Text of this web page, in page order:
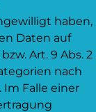
haben,
Daten auf
Art. 9 Abs. 2
nach
Im Falle einer